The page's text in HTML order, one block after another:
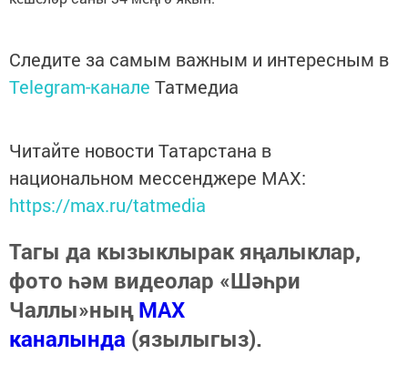
Следите за самым важным и интересным в
Telegram-канале Татмедиа
Читайте новости Татарстана в
национальном мессенджере MАХ:
https://max.ru/tatmedia
Тагы да кызыклырак яңалыклар,
фото һәм видеолар «Шәһри
Чаллы»ныңMAX
каналында (язылыгыз).